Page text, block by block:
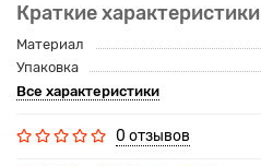
Краткие характеристики
Материал
Упаковка
Все характеристики
0 отзывов